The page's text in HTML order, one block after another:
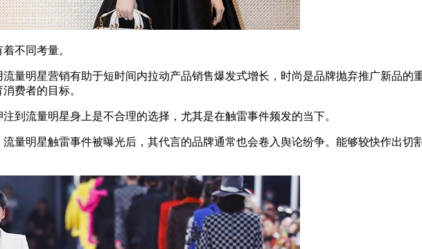
不同考量。
明星营销有助于短时间内拉动产品销售爆发式增长，时尚是品牌抛弃推广新品的
费者的目标。
流量明星身上是不合理的选择，尤其是在触雷事件频发的当下。
明星触雷事件被曝光后，其代言的品牌通常也会卷入舆论纷争。能够较快作出切